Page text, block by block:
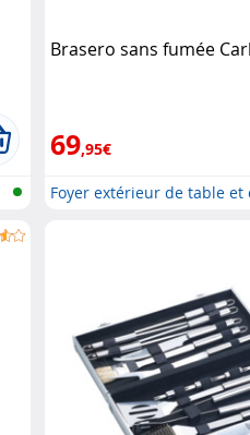
Brasero sans fumée
69,95€
Foyer extérieur de table et